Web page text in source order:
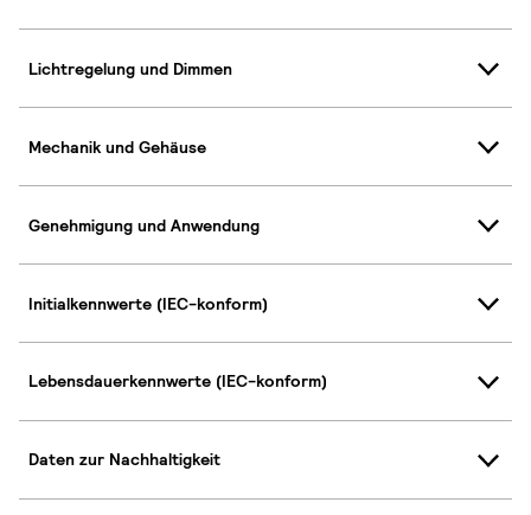
Lichtregelung und Dimmen
Mechanik und Gehäuse
Genehmigung und Anwendung
Initialkennwerte (IEC-konform)
Lebensdauerkennwerte (IEC-konform)
Daten zur Nachhaltigkeit